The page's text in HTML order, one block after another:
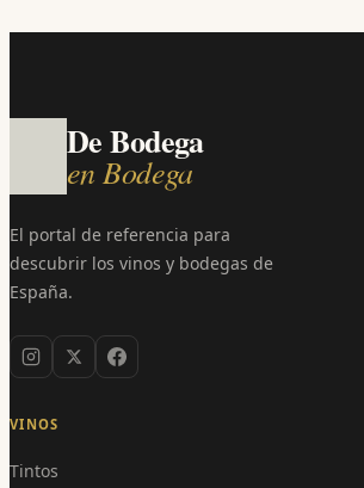
De Bodega
en Bodega
El portal de referencia para
descubrir los vinos y bodegas de
España.
VINOS
Tintos